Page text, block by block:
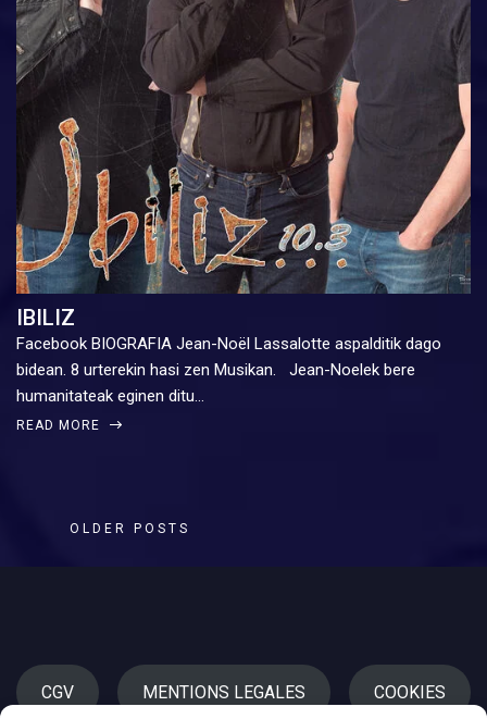
IBILIZ
Facebook BIOGRAFIA Jean-Noël Lassalotte aspalditik dago
bidean. 8 urterekin hasi zen Musikan. Jean-Noelek bere
humanitateak eginen ditu…
READ MORE
OLDER POSTS
CGV MENTIONS LEGALES COOKIES